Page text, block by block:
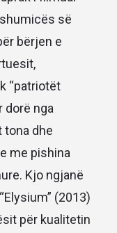
së
bërjen e
“patriotët
dorë nga
tona dhe
me pishina
Kjo ngjanë
(2013)
për kualitetin